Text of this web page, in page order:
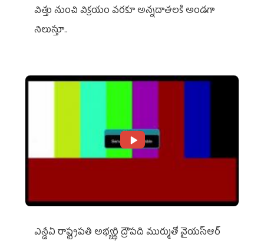
విత్తు నుంచి విక్రయం వరకూ అన్నదాతలకి అండగా
నిలుస్తూ..
ఎన్డీఏ రాష్ట్ర‌ప‌తి అభ్య‌ర్థి ద్రౌప‌ది ముర్ముతో వైయ‌స్ఆర్